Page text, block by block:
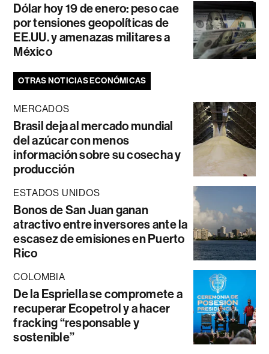
Dólar hoy 19 de enero: peso cae
por tensiones geopolíticas de
EE.UU. y amenazas militares a
México
OTRAS NOTICIAS ECONÓMICAS
MERCADOS
Brasil deja al mercado mundial
del azúcar con menos
información sobre su cosecha y
producción
ESTADOS UNIDOS
Bonos de San Juan ganan
atractivo entre inversores ante la
escasez de emisiones en Puerto
Rico
COLOMBIA
De la Espriella se compromete a
recuperar Ecopetrol y a hacer
fracking “responsable y
sostenible”